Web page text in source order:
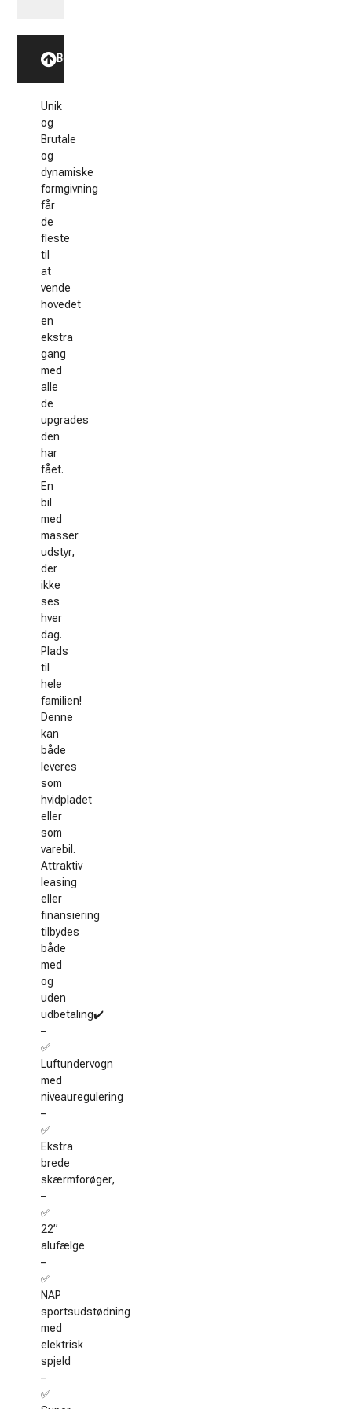
Beskrivelse
Unik
og
Brutale
og
dynamiske
formgivning
får
de
fleste
til
at
vende
hovedet
en
ekstra
gang
med
alle
de
upgrades
den
har
fået.
En
bil
med
masser
udstyr,
der
ikke
ses
hver
dag.
Plads
til
hele
familien!
Denne
kan
både
leveres
som
hvidpladet
eller
som
varebil.
Attraktiv
leasing
eller
finansiering
tilbydes
både
med
og
uden
udbetaling✔️
–
✅
Luftundervogn
med
niveauregulering
–
✅
Ekstra
brede
skærmforøger,
–
✅
22”
alufælge
–
✅
NAP
sportsudstødning
med
elektrisk
spjeld
–
✅